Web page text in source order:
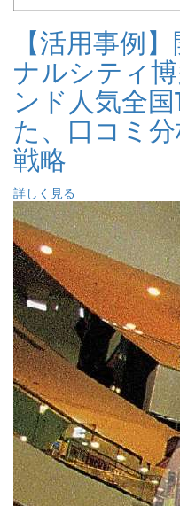
【活用事例
ナルシティ
ンド人気全
た、口コミ
戦略
詳しく見る